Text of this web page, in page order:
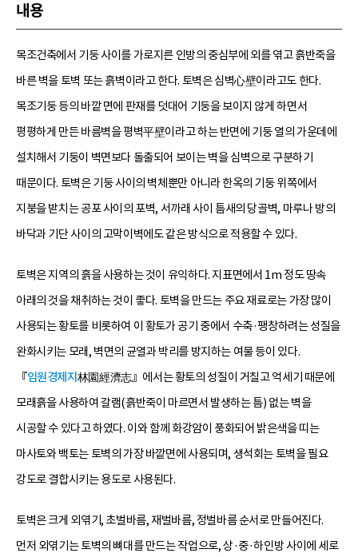
내용
목조건축에서 기둥 사이를 가로지른 인방의 중심부에 외를 엮고 흙반죽을
바른 벽을 토벽 또는 흙벽이라고 한다. 토벽은 심벽心壁이라고도 한다.
목조기둥 등의 바깥 면에 판재를 덧대어 기둥을 보이지 않게 하면서
평평하게 만든 바름벽을 평벽平壁이라고 하는 반면에 기둥 열의 가운데에
설치해서 기둥이 벽면보다 돌출되어 보이는 벽을 심벽으로 구분하기
때문이다. 토벽은 기둥 사이의 벽체뿐만 아니라 한옥의 기둥 위쪽에서
지붕을 받치는 공포 사이의 포벽, 서까래 사이 틈새의 당골벽, 마루나 방의
바닥과 기단 사이의 고막이벽에도 같은 방식으로 적용할 수 있다.
토벽은 지역의 흙을 사용하는 것이 유익하다. 지표면에서 1m 정도 땅속
아래의 것을 채취하는 것이 좋다. 토벽을 만드는 주요 재료로는 가장 많이
사용되는 황토를 비롯하여 이 황토가 공기 중에서 수축·팽창하려는 성질을
완화시키는 모래, 벽면의 균열과 박리를 방지하는 여물 등이 있다.
『임원경제지 林園經濟志』에서는 황토의 성질이 거칠고 억세기 때문에
모래흙을 사용하여 갈램(흙반죽이 마르면서 발생하는 틈) 없는 벽을
시공할 수 있다고 하였다. 이와 함께 화강암이 풍화되어 밝은색을 띠는
마사토와 백토는 토벽의 가장 바깥면에 사용되며, 생석회는 토벽을 필요
강도로 결합시키는 용도로 사용된다.
토벽은 크게 외엮기, 초벌바름, 재벌바름, 정벌바름 순서로 만들어진다.
먼저 외엮기는 토벽의 뼈대를 만드는 작업으로, 상·중·하인방 사이에 세로